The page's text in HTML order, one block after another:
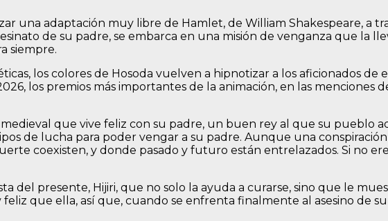
una adaptación muy libre de Hamlet, de William Shakespeare, a
de su padre, se embarca en una misión de venganza que la
siempre.
los colores de Hosoda vuelven a hipnotizar a los aficionados de
los premios más importantes de la animación, en las
que vive feliz con su padre, un buen rey al que su pueblo
de lucha para poder vengar a su padre. Aunque una
coexisten, y donde pasado y futuro están entrelazados. Si no
del presente, Hijiri, que no solo la ayuda a curarse, sino que le
que ella, así que, cuando se enfrenta finalmente al asesino de